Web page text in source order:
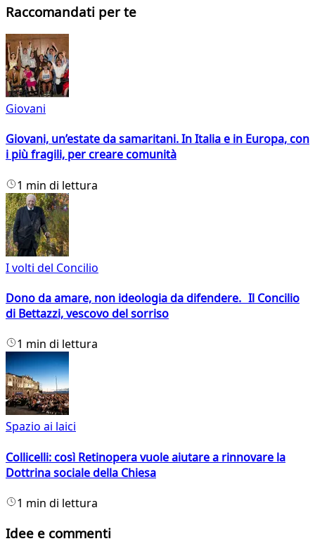
Raccomandati per te
Giovani
Giovani, un’estate da samaritani. In Italia e in Europa, con
i più fragili, per creare comunità
1 min di lettura
I volti del Concilio
Dono da amare, non ideologia da difendere. Il Concilio
di Bettazzi, vescovo del sorriso
1 min di lettura
Spazio ai laici
Collicelli: così Retinopera vuole aiutare a rinnovare la
Dottrina sociale della Chiesa
1 min di lettura
Idee e commenti